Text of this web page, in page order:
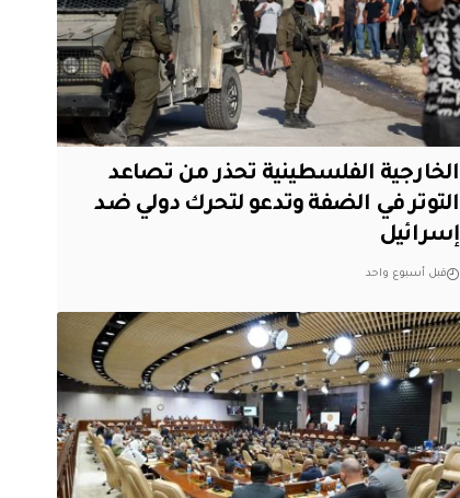
الخارجية الفلسطينية تحذر من تصاعد
التوتر في الضفة وتدعو لتحرك دولي ضد
إسرائيل
قبل أسبوع واحد